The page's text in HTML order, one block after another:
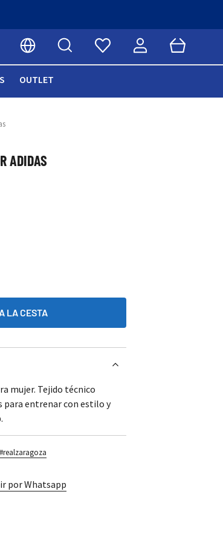
Buscar Cart
OUTLET
ADIDAS
LA CESTA
mujer. Tejido técnico
para entrenar con estilo y
#realzaragoza
por Whatsapp